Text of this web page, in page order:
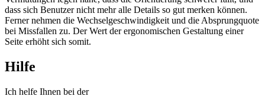
dass sich Benutzer nicht mehr alle Details so gut merken können.
Ferner nehmen die Wechselgeschwindigkeit und die Absprungquote
bei Missfallen zu. Der Wert der ergonomischen Gestaltung einer
Seite erhöht sich somit.
Hilfe
Ich helfe Ihnen bei der